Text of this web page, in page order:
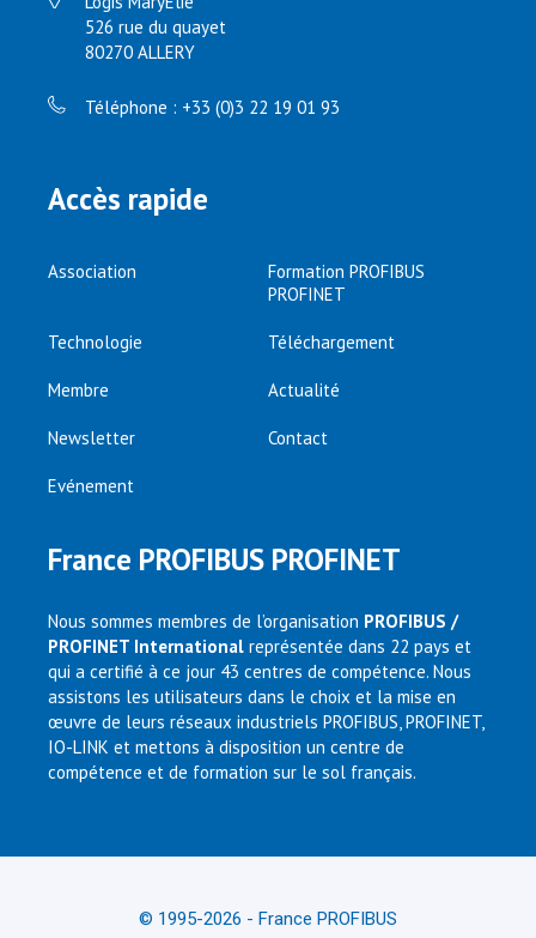
526 rue du quayet
80270 ALLERY
Téléphone : +33 (0)3 22 19 01 93
Accès rapide
Association
Formation PROFIBUS
PROFINET
Technologie Téléchargement
Membre Actualité
Newsletter Contact
Evénement
France PROFIBUS PROFINET
Nous sommes membres de l’organisation PROFIBUS /
PROFINET International représentée dans 22 pays et
qui a certifié à ce jour 43 centres de compétence. Nous
assistons les utilisateurs dans le choix et la mise en
œuvre de leurs réseaux industriels PROFIBUS, PROFINET,
IO-LINK et mettons à disposition un centre de
compétence et de formation sur le sol français.
© 1995-2026 - France PROFIBUS